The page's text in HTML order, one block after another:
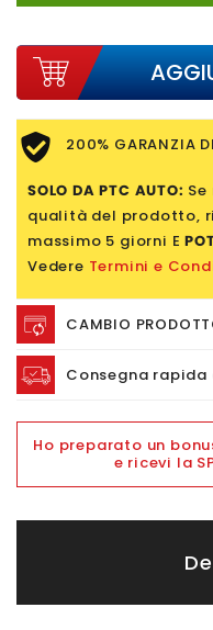
200% GARANZIA
SOLO DA PTC AUTO:
qualità del prodotto,
massimo 5 giorni E
Vedere Termini e
CAMBIO
Consegna rapida
Ho preparato un
e ricevi la